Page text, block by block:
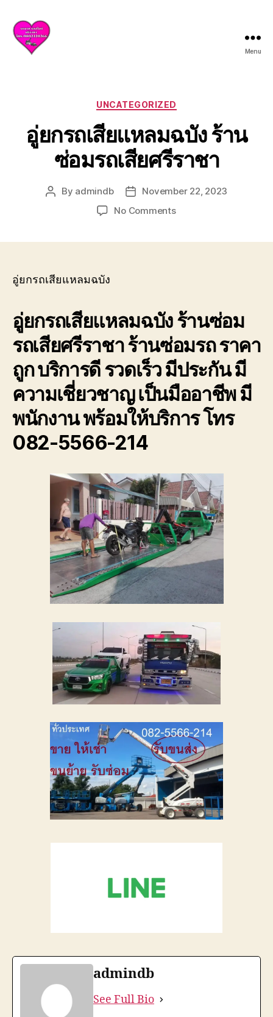
ชลบุรี
รถ
พัง
ความ
ช่วย
เหลือ
ฉุกเฉิน
โทร
0800628488
Menu
Categories
UNCATEGORIZED
อู่ยกรถเสียแหลมฉบัง ร้าน
ซ่อมรถเสียศรีราชา
Post
By admindb
Post
date
November 22, 2023
No Commentson
ซ่อม
รถ
เสีย
ศรีราชา
อู่ยกรถเสียแหลมฉบัง
อู่ยกรถเสียแหลมฉบัง ร้านซ่อม
รถเสียศรีราชา ร้านซ่อมรถ ราคา
ถูก บริการดี รวดเร็ว มีประกัน มี
ความเชี่ยวชาญ เป็นมืออาชีพ มี
พนักงาน พร้อมให้บริการ โทร
082-5566-214
admindb
See Full Bio